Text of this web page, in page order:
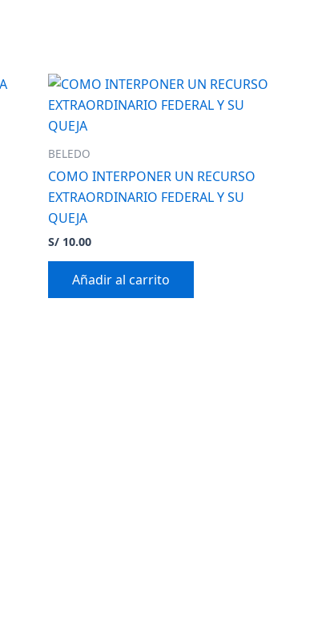
BELEDO
COMO INTERPONER UN RECURSO
EXTRAORDINARIO FEDERAL Y SU
QUEJA
S/ 10.00
Añadir al carrito